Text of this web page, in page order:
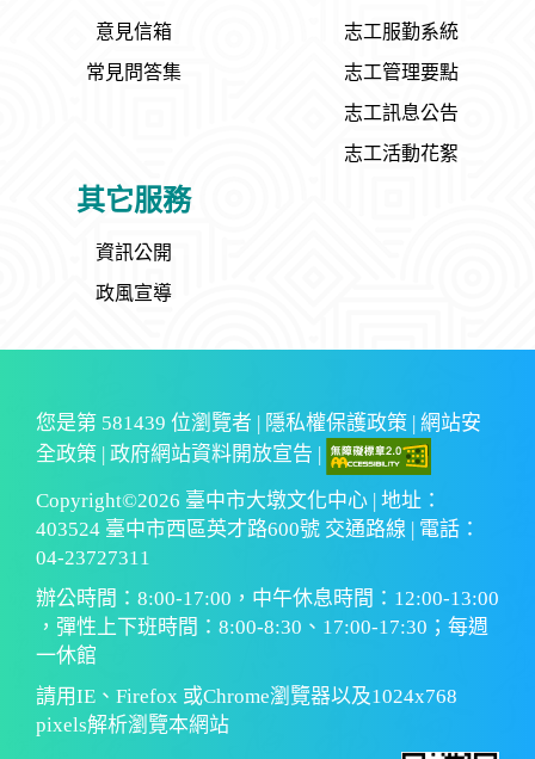
意見信箱
常見問答集
志工服勤系統
志工管理要點
志工訊息公告
志工活動花絮
其它服務
資訊公開
政風宣導
您是第 581439 位瀏覽者 | 隱私權保護政策 | 網站安
全政策 | 政府網站資料開放宣告 |
Copyright©2026 臺中市大墩文化中心 | 地址：
403524 臺中市西區英才路600號 交通路線 | 電話：
04-23727311
辦公時間：8:00-17:00，中午休息時間：12:00-13:00
，彈性上下班時間：8:00-8:30、17:00-17:30；每週
一休館
請用IE、Firefox 或Chrome瀏覽器以及1024x768
pixels解析瀏覽本網站